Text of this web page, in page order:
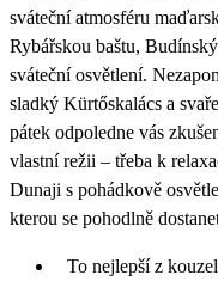
sváteční atmosféru
Rybářskou baštu,
sváteční osvětlení.
sladký Kürtőskalács a
pátek odpoledne vás
vlastní režii – třeba k
Dunaji s pohádkově
kterou se pohodlně
To nejlepší z